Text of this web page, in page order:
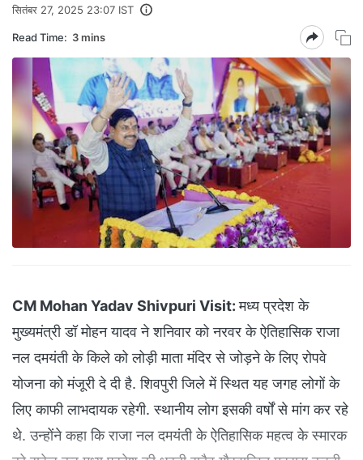
सितंबर 27, 2025 23:07 IST
Read Time: 3 mins
CM Mohan Yadav Shivpuri Visit:मध्य प्रदेश के
मुख्यमंत्री डॉ मोहन यादव ने शनिवार को नरवर के ऐतिहासिक राजा
नल दमयंती के किले को लोड़ी माता मंदिर से जोड़ने के लिए रोपवे
योजना को मंजूरी दे दी है. शिवपुरी जिले में स्थित यह जगह लोगों के
लिए काफी लाभदायक रहेगी. स्थानीय लोग इसकी वर्षों से मांग कर रहे
थे. उन्होंने कहा कि राजा नल दमयंती के ऐतिहासिक महत्व के स्मारक